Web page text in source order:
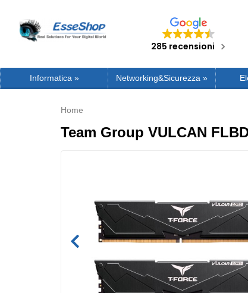
285 recensioni
Informatica» Networking&Sicurezza »
Home
Team Group VULCAN